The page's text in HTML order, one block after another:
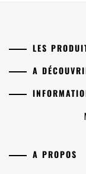
LES
A
A PROPOS